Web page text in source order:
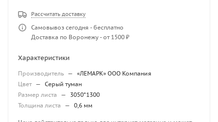
Рассчитать доставку
Самовывоз сегодня - бесплатно
Доставка по Воронежу - от 1500 ₽
Характеристики
Производитель — «ЛЕМАРК» ООО Компания
Цвет — Серый туман
Размер листа
—
3050*1300
Толщина листа
— 0,6 мм